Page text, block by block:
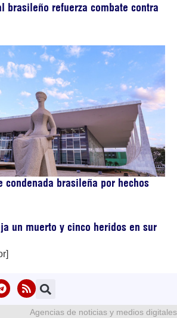
brasileño refuerza combate contra
condenada brasileña por hechos
un muerto y cinco heridos en sur
Agencias de noticias y medios digitales